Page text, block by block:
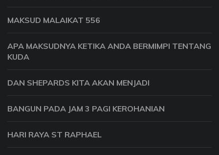
MAKSUD MALAIKAT 556
APA MAKSUDNYA KETIKA ANDA BERMIMPI TENTANG
KUDA
DAN SHEPARDS KITA AKAN MENJADI
BANGUN PADA JAM 3 PAGI KEROHANIAN
HARI RAYA ST RAPHAEL